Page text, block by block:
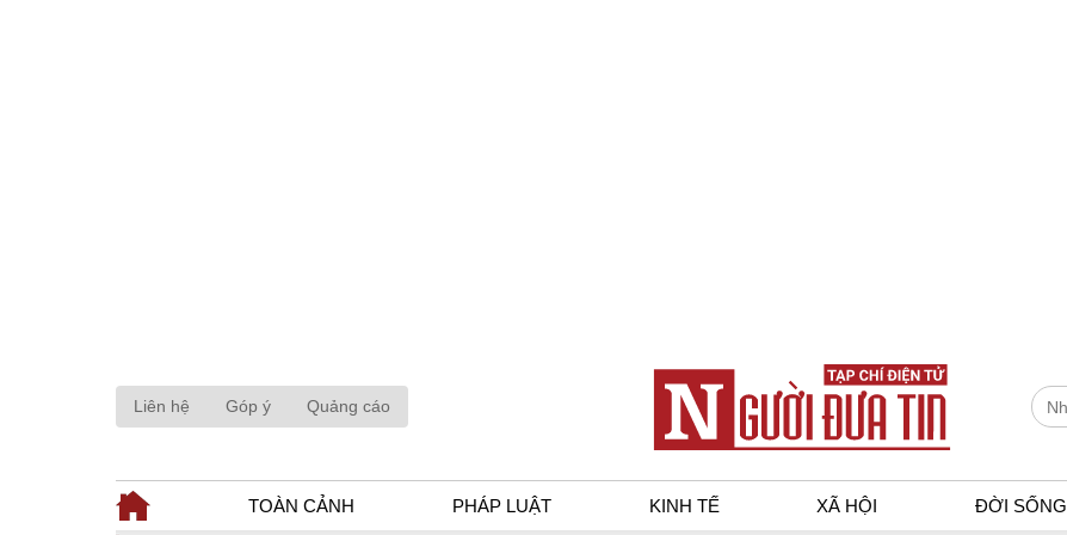
Liên hệ Góp ý Quảng cáo
TOÀN CẢNH PHÁP LUẬT KINH TẾ XÃ HỘI ĐỜI SỐNG